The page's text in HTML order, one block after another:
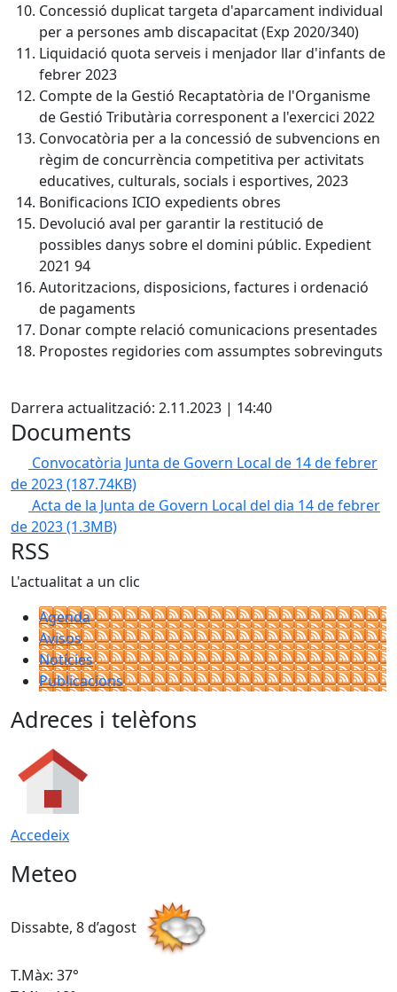
Concessió duplicat targeta d'aparcament individual
per a persones amb discapacitat (Exp 2020/340)
Liquidació quota serveis i menjador llar d'infants de
febrer 2023
Compte de la Gestió Recaptatòria de l'Organisme
de Gestió Tributària corresponent a l'exercici 2022
Convocatòria per a la concessió de subvencions en
règim de concurrència competitiva per activitats
educatives, culturals, socials i esportives, 2023
Bonificacions ICIO expedients obres
Devolució aval per garantir la restitució de
possibles danys sobre el domini públic. Expedient
2021 94
Autoritzacions, disposicions, factures i ordenació
de pagaments
Donar compte relació comunicacions presentades
Propostes regidories com assumptes sobrevinguts
Darrera actualització: 2.11.2023 | 14:40
Documents
Convocatòria Junta de Govern Local de 14 de febrer
de 2023(187.74KB)
Acta de la Junta de Govern Local del dia 14 de febrer
de 2023(1.3MB)
RSS
L'actualitat a un clic
Agenda
Avisos
Notícies
Publicacions
Adreces i telèfons
Accedeix
Meteo
Dissabte, 8 d’agost
T.Màx: 37°